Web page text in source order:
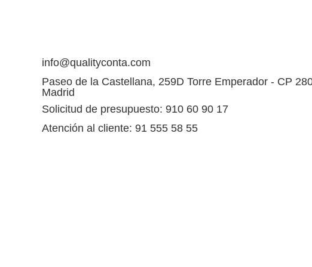
info@qualityconta.com
Paseo de la Castellana, 259D Torre Emperador - CP
Madrid
Solicitud de presupuesto: 910 60 90 17
Atención al cliente: 91 555 58 55